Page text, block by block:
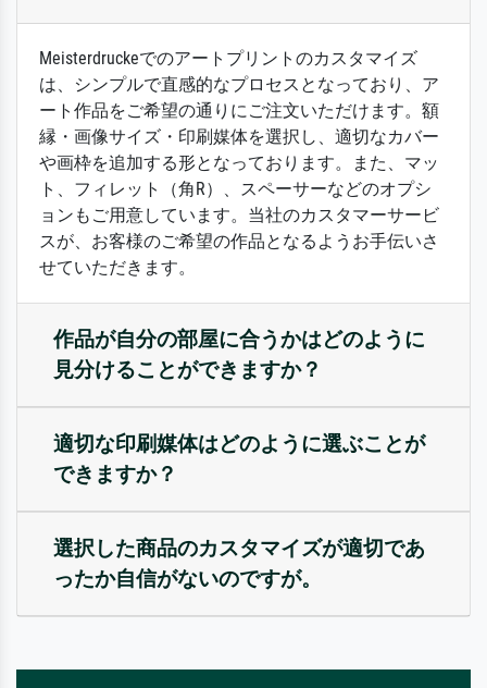
Meisterdruckeでのアートプリントのカスタマイズ
は、シンプルで直感的なプロセスとなっており、ア
ート作品をご希望の通りにご注文いただけます。額
縁・画像サイズ・印刷媒体を選択し、適切なカバー
や画枠を追加する形となっております。また、マッ
ト、フィレット（角R）、スペーサーなどのオプシ
ョンもご用意しています。当社のカスタマーサービ
スが、お客様のご希望の作品となるようお手伝いさ
せていただきます。
作品が自分の部屋に合うかはどのように
見分けることができますか？
適切な印刷媒体はどのように選ぶことが
できますか？
選択した商品のカスタマイズが適切であ
ったか自信がないのですが。